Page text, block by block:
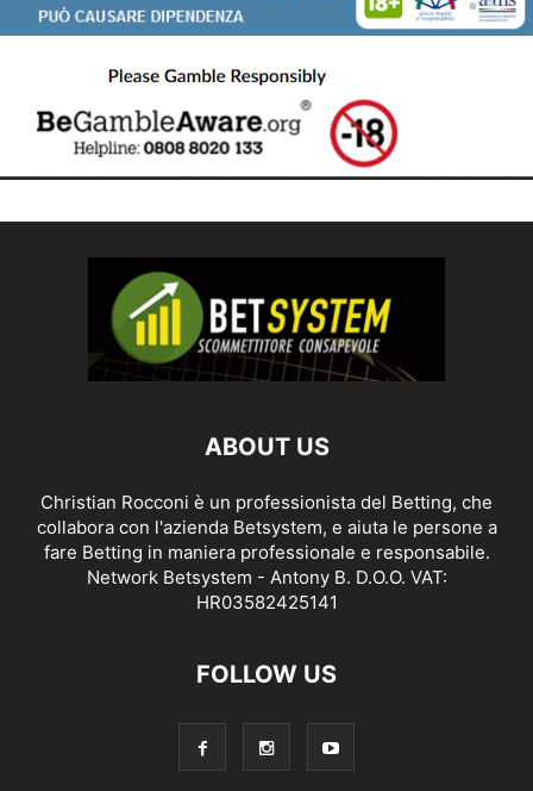
ABOUT US
Christian Rocconi è un professionista del Betting, che
collabora con l'azienda Betsystem, e aiuta le persone a
fare Betting in maniera professionale e responsabile.
Network Betsystem - Antony B. D.O.O. VAT:
HR03582425141
FOLLOW US